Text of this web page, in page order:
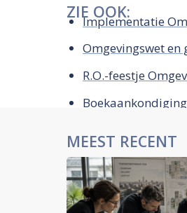
ZIE OOK:
Implementatie
Omgevingswet
R.O.-feestje
MEEST RECENT